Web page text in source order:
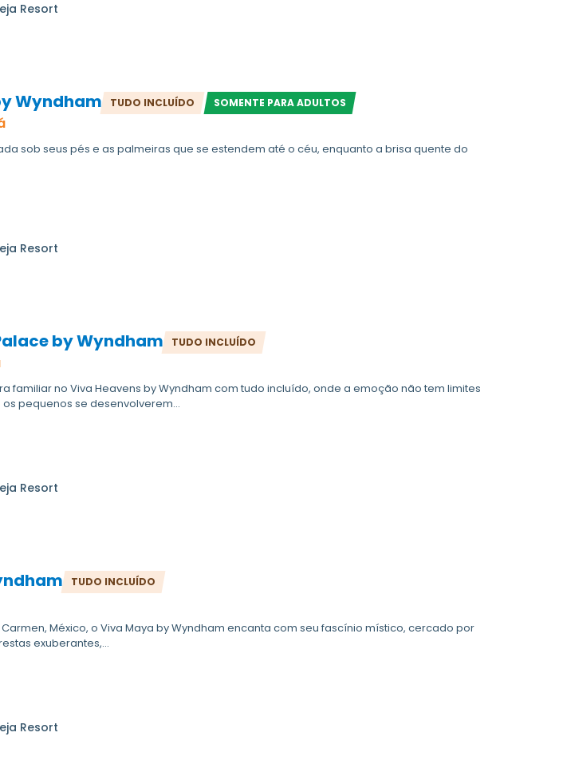
Resort
Wyndham TUDO INCLUÍDO SOMENTE PARA ADULTOS
sob seus pés e as palmeiras que se estendem até o céu, enquanto a brisa quente do
Resort
by Wyndham TUDO INCLUÍDO
familiar no Viva Heavens by Wyndham com tudo incluído, onde a emoção não tem limites
pequenos se desenvolverem...
Resort
TUDO INCLUÍDO
México, o Viva Maya by Wyndham encanta com seu fascínio místico, cercado por
exuberantes,...
Resort